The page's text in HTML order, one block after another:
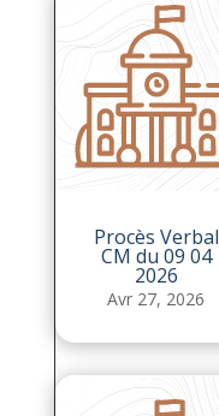
Procès Verbal
CM du 09 04
2026
Avr 27, 2026